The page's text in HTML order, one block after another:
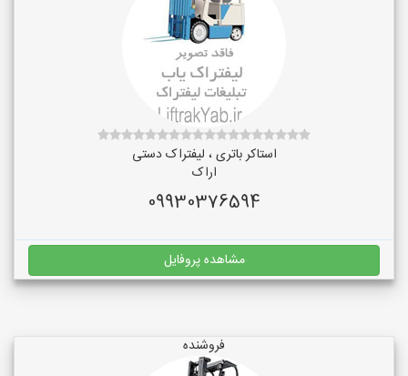
استاکر باتری ، لیفتراک دستی
اراک
09930376594
مشاهده پروفایل
فروشنده